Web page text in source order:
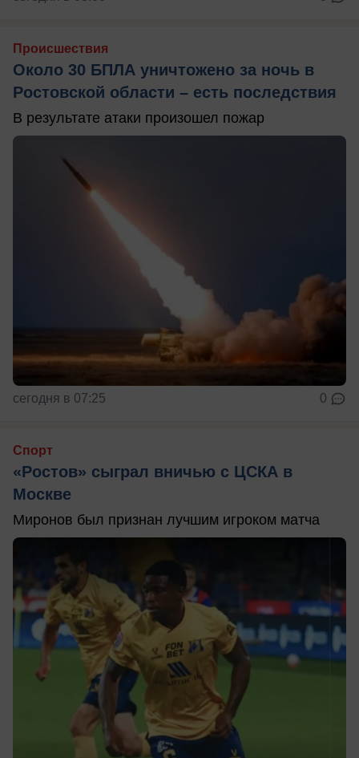
Происшествия
Около 30 БПЛА уничтожено за ночь в
Ростовской области – есть последствия
В результате атаки произошел пожар
сегодня в 07:25 0
Спорт
«Ростов» сыграл вничью с ЦСКА в
Москве
Миронов был признан лучшим игроком матча